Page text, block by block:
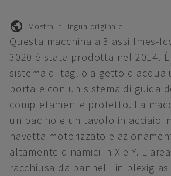
Mostra in lingua originale
Questa macchina a 3 assi Imes-
3020 è stata prodotta nel 2014.
sistema di taglio a getto d'acqua
portale con un sistema di guida
completamente protetto. La
un bacino e un tavolo in acciaio
navetta motorizzato e
altamente dinamici in X e Y.
racchiusa da pannelli in